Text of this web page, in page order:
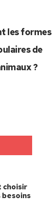
les formes
de
?
choisir